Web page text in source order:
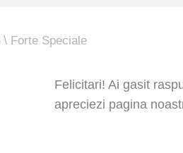
Forte Speciale
Felicitari! Ai gasit
apreciezi pagina